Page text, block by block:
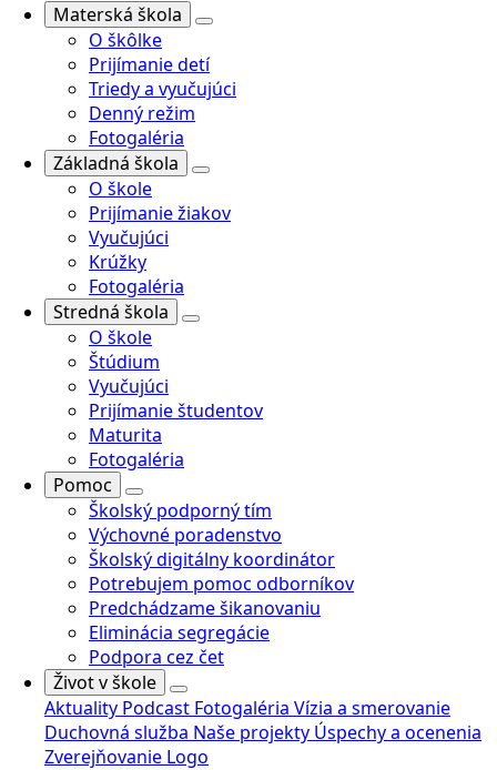
Materská škola
O škôlke
Prijímanie detí
Triedy a vyučujúci
Denný režim
Fotogaléria
Základná škola
O škole
Prijímanie žiakov
Vyučujúci
Krúžky
Fotogaléria
Stredná škola
O škole
Štúdium
Vyučujúci
Prijímanie študentov
Maturita
Fotogaléria
Pomoc
Školský podporný tím
Výchovné poradenstvo
Školský digitálny koordinátor
Potrebujem pomoc odborníkov
Predchádzame šikanovaniu
Eliminácia segregácie
Podpora cez čet
Život v škole
Aktuality Podcast Fotogaléria Vízia a smerovanie
Duchovná služba Naše projekty Úspechy a ocenenia
Zverejňovanie Logo